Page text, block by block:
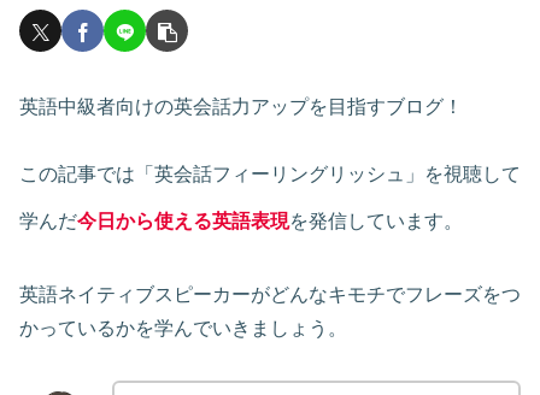
英語中級者向けの英会話力アップを目指すブログ！
この記事では「英会話フィーリングリッシュ」を視聴して
学んだ今日から使える英語表現を発信しています。
英語ネイティブスピーカーがどんなキモチでフレーズをつ
かっているかを学んでいきましょう。